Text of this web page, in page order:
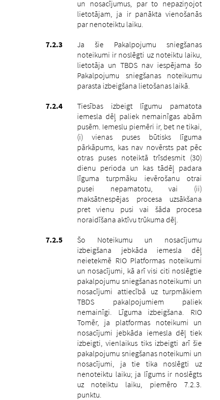
un nosacījumus, par to nepaziņojot
lietotājam, ja ir panākta vienošanās
par nenoteiktu laiku.
Ja šie Pakalpojumu sniegšanas
noteikumi ir noslēgti uz noteiktu laiku,
lietotāja un TBDS nav iespējama šo
Pakalpojumu sniegšanas noteikumu
parasta izbeigšana lietošanas laikā.
Tiesības izbeigt līgumu pamatota
iemesla dēļ paliek nemainīgas abām
pusēm. Iemeslu piemēri ir, bet ne tikai,
(i) vienas puses būtisks līguma
pārkāpums, kas nav novērsts pat pēc
otras puses noteiktā trīsdesmit (30)
dienu perioda un kas tādēļ padara
līguma turpmāku ievērošanu otrai
pusei nepamatotu, vai (ii)
maksātnespējas procesa uzsākšana
pret vienu pusi vai šāda procesa
noraidīšana aktīvu trūkuma dēļ.
Šo Noteikumu un nosacījumu
izbeigšana jebkāda iemesla dēļ
neietekmē RIO Platformas noteikumi
un nosacījumi, kā arī visi citi noslēgtie
pakalpojumu sniegšanas noteikumi un
nosacījumi attiecībā uz turpmākiem
TBDS pakalpojumiem paliek
nemainīgi. Līguma izbeigšana. RIO
Tomēr, ja platformas noteikumi un
nosacījumi jebkāda iemesla dēļ tiek
izbeigti, vienlaikus tiks izbeigti arī šie
pakalpojumu sniegšanas noteikumi un
nosacījumi, ja tie tika noslēgti uz
nenoteiktu laiku; ja līgums ir noslēgts
uz noteiktu laiku, piemēro 7.2.3.
punktu.